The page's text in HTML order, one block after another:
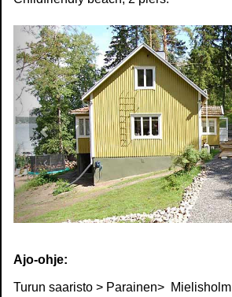
Ajo-ohje:
Turun saaristo > Parainen> Mielisholm